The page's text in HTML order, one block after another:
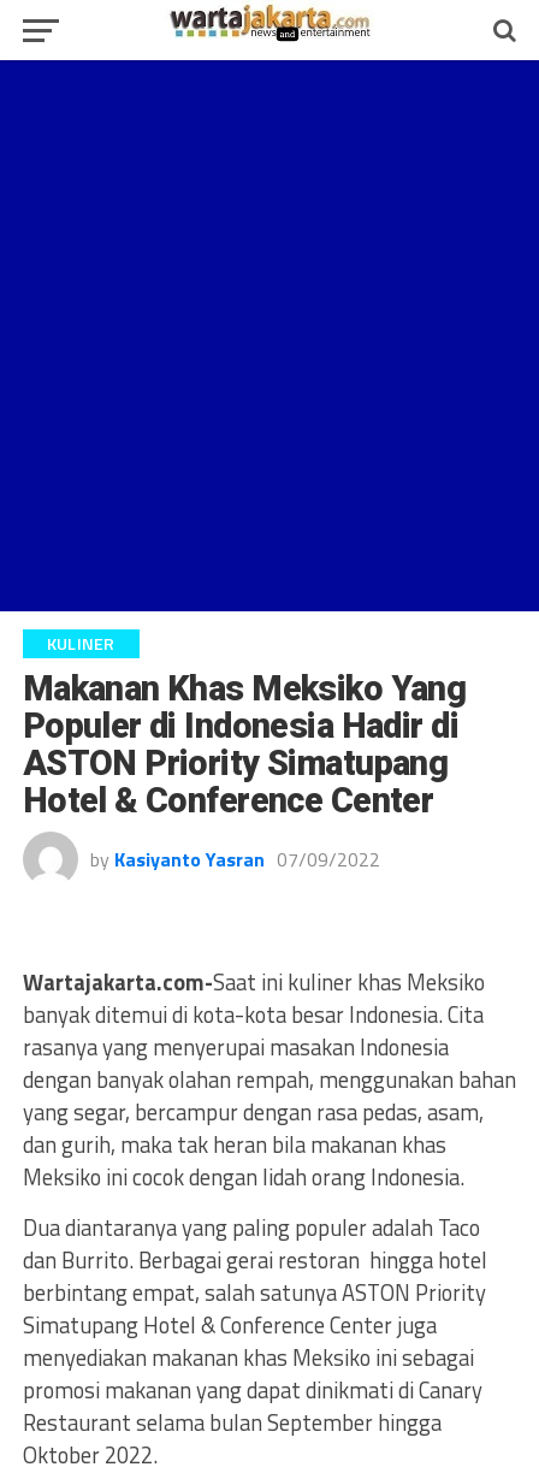
KULINER
Makanan Khas Meksiko Yang
Populer di Indonesia Hadir di
ASTON Priority Simatupang
Hotel & Conference Center
by Kasiyanto Yasran 07/09/2022
Wartajakarta.com-Saat ini kuliner khas Meksiko
banyak ditemui di kota-kota besar Indonesia. Cita
rasanya yang menyerupai masakan Indonesia
dengan banyak olahan rempah, menggunakan bahan
yang segar, bercampur dengan rasa pedas, asam,
dan gurih, maka tak heran bila makanan khas
Meksiko ini cocok dengan lidah orang Indonesia.
Dua diantaranya yang paling populer adalah Taco
dan Burrito. Berbagai gerai restoran hingga hotel
berbintang empat, salah satunya ASTON Priority
Simatupang Hotel & Conference Center juga
menyediakan makanan khas Meksiko ini sebagai
promosi makanan yang dapat dinikmati di Canary
Restaurant selama bulan September hingga
Oktober 2022.